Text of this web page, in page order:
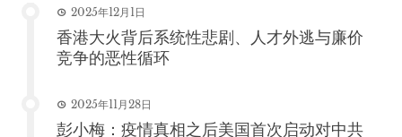
2025年12月1日
香港大火背后系统性悲剧、人才外逃与廉价
竞争的恶性循环
2025年11月28日
彭小梅：疫情真相之后美国首次启动对中共